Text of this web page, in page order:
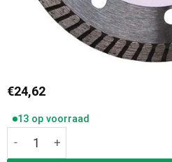
€24,62
13 op voorraad
Ivana diamantzaag silverline